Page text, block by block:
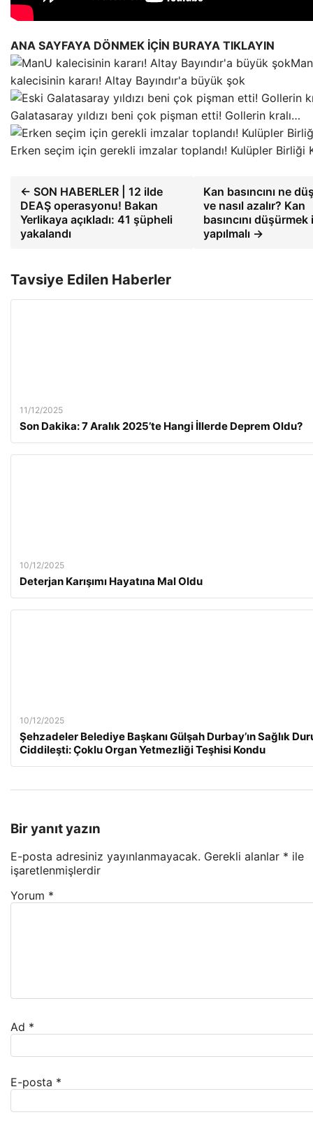
ANA SAYFAYA DÖNMEK İÇİN BURAYA TIKLAYIN
kalecisinin kararı! Altay Bayındır'a büyük şok
Galatasaray yıldızı beni çok pişman etti! Gollerin kralı…
Erken seçim için gerekli imzalar toplandı! Kulüpler Birliği
← SON HABERLER | 12 ilde
DEAŞ operasyonu! Bakan
Yerlikaya açıkladı: 41 şüpheli
yakalandı
Kan basıncını ne
ve nasıl azalır? Kan
basıncını
yapılmalı →
Tavsiye Edilen Haberler
11/12/2025
Son Dakika: 7 Aralık 2025’te Hangi İllerde Deprem Oldu?
10/12/2025
Deterjan Karışımı Hayatına Mal Oldu
10/12/2025
Şehzadeler Belediye Başkanı Gülşah Durbay’ın Sağlık
Ciddileşti: Çoklu Organ Yetmezliği Teşhisi Kondu
Bir yanıt yazın
E-posta adresiniz yayınlanmayacak. Gerekli alanlar * ile
işaretlenmişlerdir
Yorum *
Ad *
E-posta *